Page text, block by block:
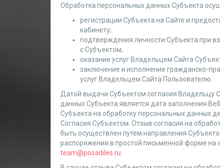
Обработка персональных данных Субъекта
регистрации Субъекта на Сайте и
кабинету;
подтверждения личности Субъекта при
с Субъектом;
оказание услуг Владельцем Сайта
заключение и исполнение гражданско-
услуг Владельцем Сайта Пользователю.
Датой выдачи Субъектом согласия Владельцу
данных Субъекта является дата заполнения
Субъекта на обработку персональных данных
Согласия Субъектом. Отзыв согласия на
быть осуществлен путем направления
распоряжения в простой письменной форме на
team@posadiles.ru